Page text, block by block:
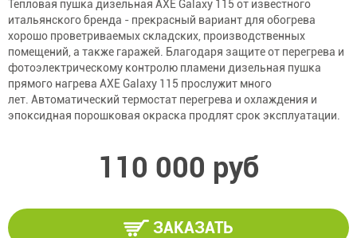
Тепловая пушка дизельная AXE Galaxy 115 от известного
итальянского бренда - прекрасный вариант для обогрева
хорошо проветриваемых складских, производственных
помещений, а также гаражей. Благодаря защите от перегрева и
фотоэлектрическому контролю пламени дизельная пушка
прямого нагрева AXE Galaxy 115 прослужит много
лет. Автоматический термостат перегрева и охлаждения и
эпоксидная порошковая окраска продлят срок эксплуатации.
110 000 руб
ЗАКАЗАТЬ